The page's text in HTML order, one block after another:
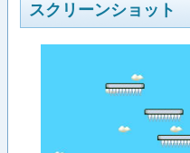
スクリーンショット